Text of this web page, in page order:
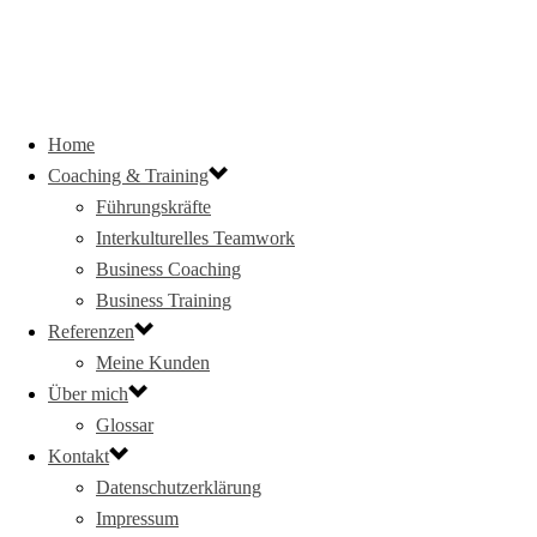
Home
Coaching & Training
Führungskräfte
Interkulturelles Teamwork
Business Coaching
Business Training
Referenzen
Meine Kunden
Über mich
Glossar
Kontakt
Datenschutzerklärung
Impressum